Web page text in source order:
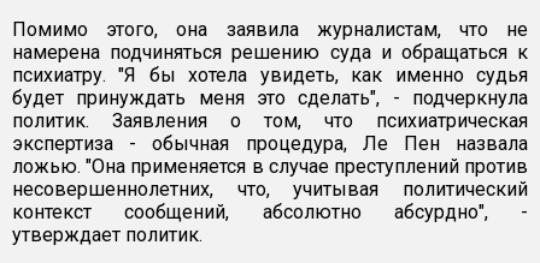
Помимо этого, она заявила журналистам, что не
намерена подчиняться решению суда и обращаться к
психиатру. "Я бы хотела увидеть, как именно судья
будет принуждать меня это сделать", - подчеркнула
политик. Заявления о том, что психиатрическая
экспертиза - обычная процедура, Ле Пен назвала
ложью. "Она применяется в случае преступлений против
несовершеннолетних, что, учитывая политический
контекст сообщений, абсолютно абсурдно", -
утверждает политик.